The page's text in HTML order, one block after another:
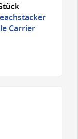
Carrier